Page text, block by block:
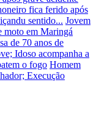
fica ferido após
sentido... Jovem
moto em Maringá
de 70 anos de
Idoso acompanha a
o fogo Homem
Execução